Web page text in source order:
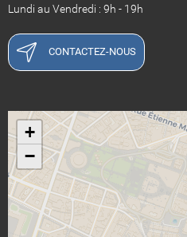
Lundi au Vendredi : 9h - 19h
CONTACTEZ-NOUS
+
−